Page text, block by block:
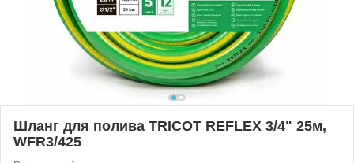
Шланг для полива TRICOT REFLEX 3/4" 25м,
WFR3/425